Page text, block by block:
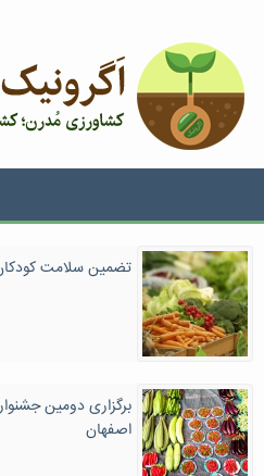
تضمین سلامت
برگزاری دومین
اصفهان